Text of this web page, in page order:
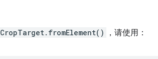
CropTarget.fromElement() ，请使用：